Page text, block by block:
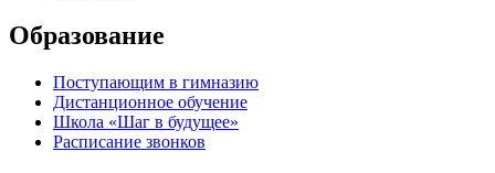
Образование
Поступающим в гимназию
Дистанционное обучение
Школа «Шаг в будущее»
Расписание звонков